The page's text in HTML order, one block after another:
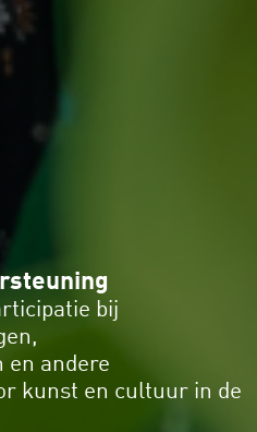
bij
en andere
kunst en cultuur in de